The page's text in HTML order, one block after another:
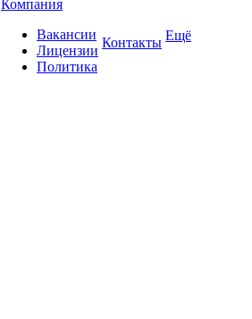
Компания
Вакансии
Лицензии
Политика
Контакты Ещё